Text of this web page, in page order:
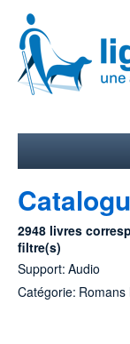
2948 livres
filtre(s)
Support: Audio
Catégorie: